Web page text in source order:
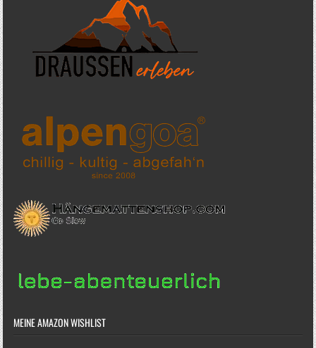
MEINE AMAZON WISHLIST